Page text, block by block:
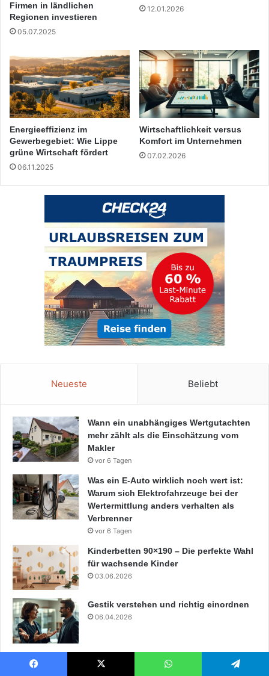
Firmen in ländlichen
Regionen investieren
05.07.2025
12.01.2026
Energieeffizienz im
Gewerbegebiet: Wie Lippe
grüne Wirtschaft fördert
06.11.2025
Wirtschaftlichkeit versus
Komfort im Unternehmen
07.02.2026
Neueste Beliebt
Wann ein unabhängiges Wertgutachten
mehr zählt als die Einschätzung vom
Makler
vor 6 Tagen
Was ein E-Auto wirklich noch wert ist:
Warum sich Elektrofahrzeuge bei der
Wertermittlung anders verhalten als
Verbrenner
vor 6 Tagen
Kinderbetten 90×190 – Die perfekte Wahl
für wachsende Kinder
03.06.2026
Gestik verstehen und richtig einordnen
06.04.2026
Sorgfalt und Gewissenhaftigkeit im Job
stärken